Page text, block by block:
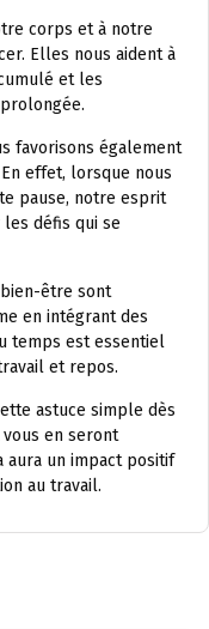
corps et à notre
Elles nous aident à
et les
favorisons également
effet, lorsque nous
pause, notre esprit
défis qui se
être sont
en intégrant des
temps est essentiel
et repos.
astuce simple dès
en seront
aura un impact positif
au travail.